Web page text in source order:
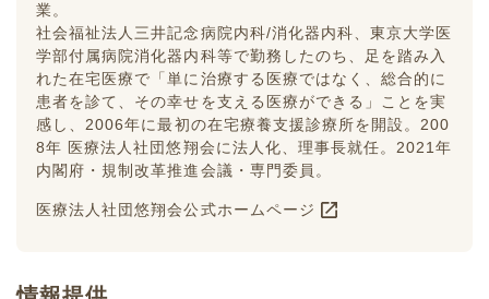
業。
社会福祉法人三井記念病院内科/消化器内科、東京大学医
学部付属病院消化器内科等で勤務したのち、足を踏み入
れた在宅医療で「単に治療する医療ではなく、総合的に
患者を診て、その幸せを支える医療ができる」ことを実
感し、2006年に最初の在宅療養支援診療所を開設。200
8年 医療法人社団悠翔会に法人化、理事長就任。2021年
内閣府・規制改革推進会議・専門委員。
医療法人社団悠翔会公式ホームページ